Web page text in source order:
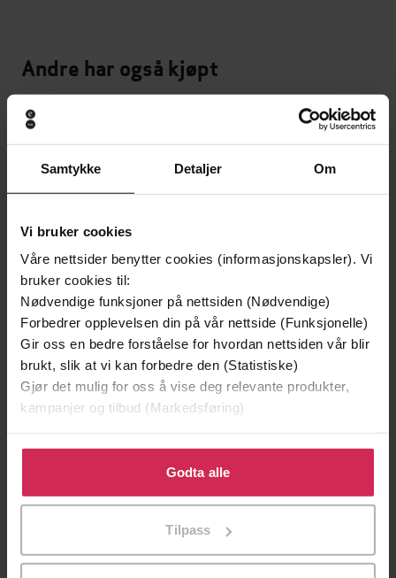
Samtykke Detaljer Om
Vi bruker cookies
Våre nettsider benytter cookies (informasjonskapsler). Vi
bruker cookies til:
Nødvendige funksjoner på nettsiden (Nødvendige)
Forbedrer opplevelsen din på vår nettside (Funksjonelle)
Gir oss en bedre forståelse for hvordan nettsiden vår blir
brukt, slik at vi kan forbedre den (Statistiske)
Gjør det mulig for oss å vise deg relevante produkter,
kampanjer og tilbud (Markedsføring)
Klikk på «Godta alle» for å gi oss ditt samtykke til å
bruke cookies for alle disse formålene. Du kan også
tilpasse ditt samtykke til spesifikke formål ved å klikke
Godta alle
Tilpass
Andre har også kjøpt
449,-
Ufred
LYDBOK
299,-
LYDBOK
Undertittel enkle råd mot indre uro